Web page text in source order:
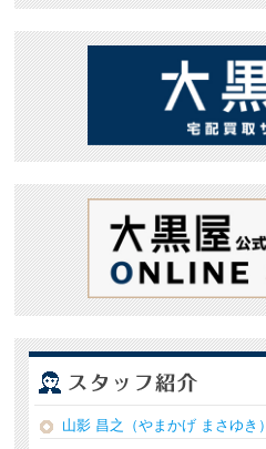
山影 昌之（やまかげ まさゆき）